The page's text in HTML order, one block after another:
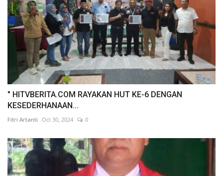
" HITVBERITA.COM RAYAKAN HUT KE-6 DENGAN
KESEDERHANAAN...
Fitri Artanti Oct 30, 2024 0